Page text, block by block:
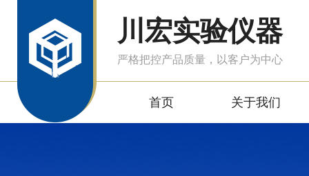
川宏实验仪器
严格把控产品质量，以客户为中心
首页 关于我们